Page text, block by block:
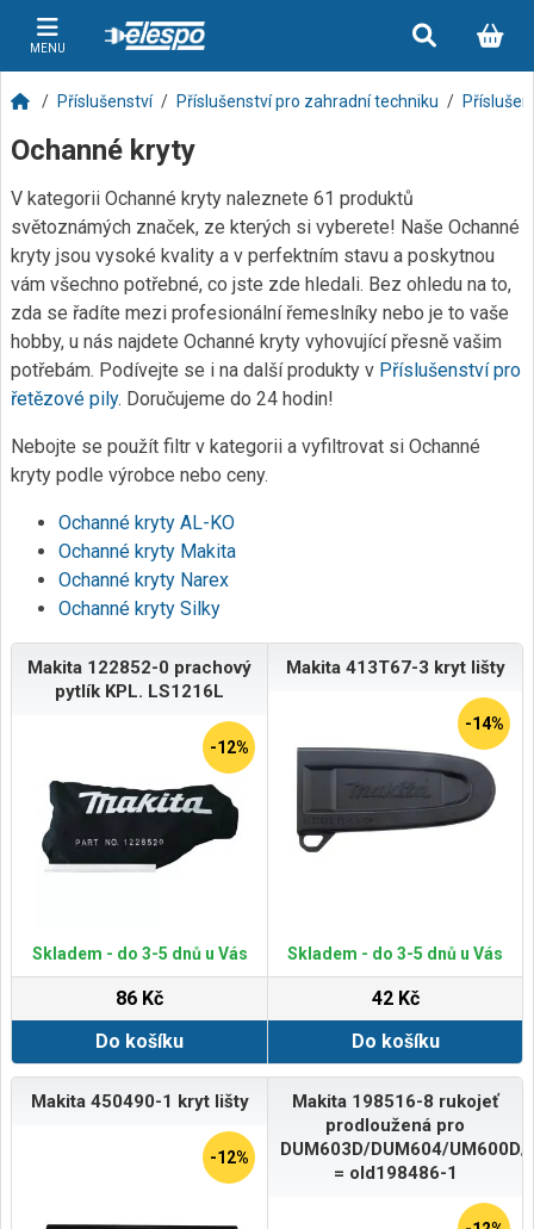
MENU
Příslušenství Příslušenství pro zahradní techniku
Ochanné kryty
V kategorii Ochanné kryty naleznete 61 produktů
světoznámých značek, ze kterých si vyberete! Naše Ochanné
kryty jsou vysoké kvality a v perfektním stavu a poskytnou
vám všechno potřebné, co jste zde hledali. Bez ohledu na to,
zda se řadíte mezi profesionální řemeslníky nebo je to vaše
hobby, u nás najdete Ochanné kryty vyhovující přesně vašim
potřebám. Podívejte se i na další produkty v Příslušenství pro
řetězové pily. Doručujeme do 24 hodin!
Nebojte se použít filtr v kategorii a vyfiltrovat si Ochanné
kryty podle výrobce nebo ceny.
Ochanné kryty AL-KO
Ochanné kryty Makita
Ochanné kryty Narex
Ochanné kryty Silky
Makita 122852-0 prachový
pytlík KPL. LS1216L
-12%
Skladem - do 3-5 dnů u Vás
86 Kč
Do košíku
Makita 413T67-3 kryt lišty
-14%
Skladem - do 3-5 dnů u Vás
42 Kč
Do košíku
Makita 450490-1 kryt lišty
-12%
Makita 198516-8 rukojeť
prodloužená pro
DUM603D/DUM604/UM600D/
= old198486-1